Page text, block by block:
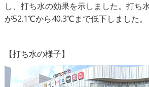
し、打ち水の効果を示しました。打ち
が52.1℃から40.3℃まで低下しました。
【打ち水の様子】